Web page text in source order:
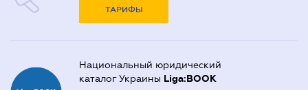
ТАРИФЫ
Национальный юридический
каталог Украины Liga:BOOK